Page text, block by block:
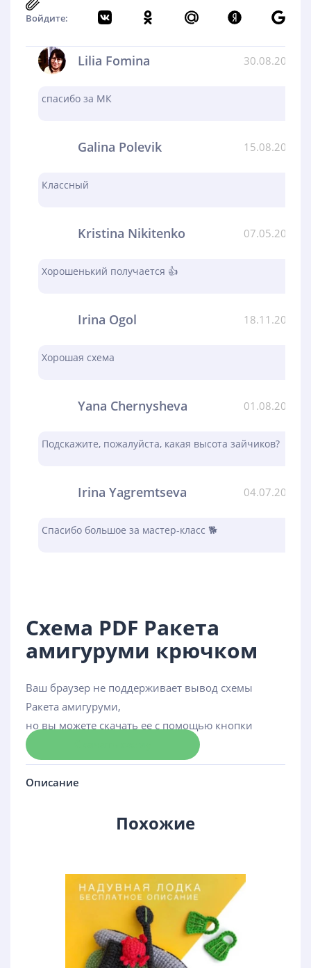
Войдите:
Lilia Fomina 30.08.2024
спасибо за МК
Galina Polevik 15.08.2024
Классный
Kristina Nikitenko 07.05.2024
Хорошенький получается 👍
Irina Ogol 18.11.2023
Хорошая схема
Yana Chernysheva 01.08.2023
Подскажите, пожалуйста, какая высота зайчиков?
Irina Yagremtseva 04.07.2023
Спасибо большое за мастер-класс 🐕
Схема PDF Ракета
амигуруми крючком
Ваш браузер не поддерживает вывод схемы
Ракета амигуруми,
но вы можете скачать ее с помощью кнопки
Описание
Похожие